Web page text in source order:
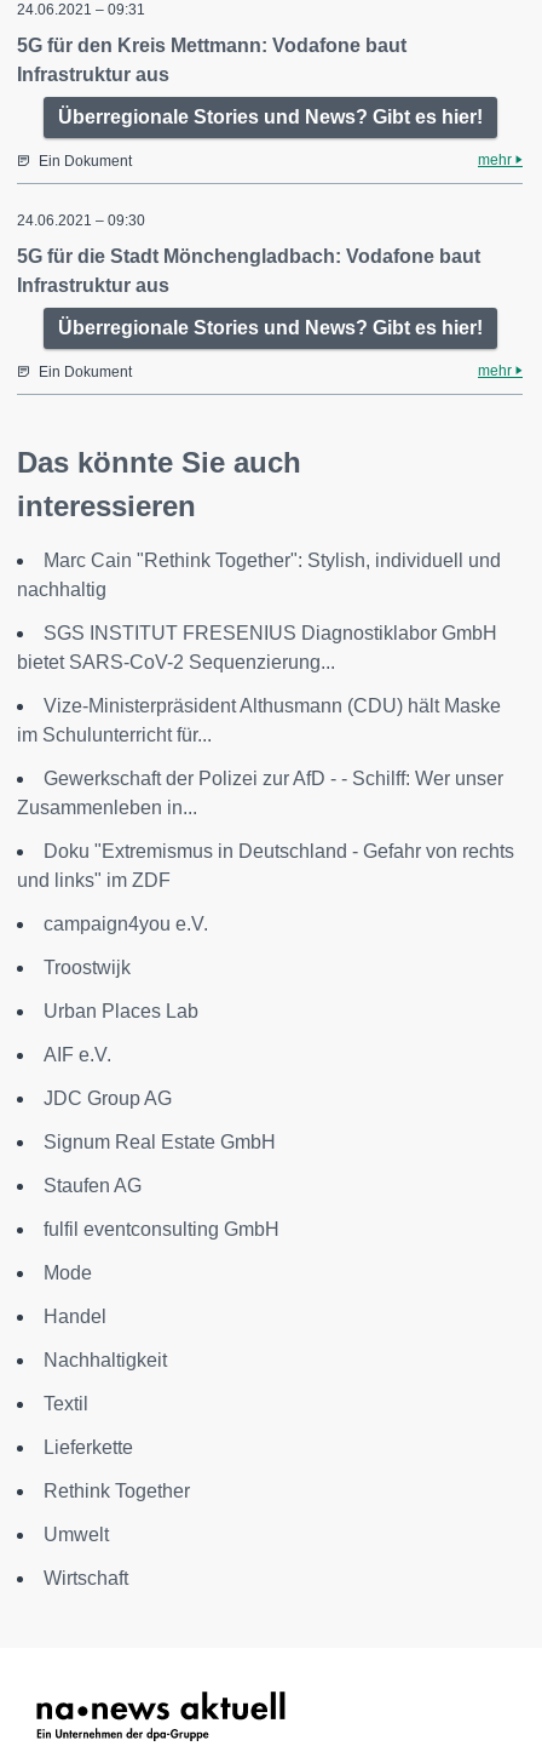
24.06.2021 – 09:31
5G für den Kreis Mettmann: Vodafone baut
Infrastruktur aus
Überregionale Stories und News? Gibt es hier!
Ein Dokument mehr
24.06.2021 – 09:30
5G für die Stadt Mönchengladbach: Vodafone baut
Infrastruktur aus
Überregionale Stories und News? Gibt es hier!
Ein Dokument mehr
Das könnte Sie auch
interessieren
Marc Cain "Rethink Together": Stylish, individuell und
nachhaltig
SGS INSTITUT FRESENIUS Diagnostiklabor GmbH
bietet SARS-CoV-2 Sequenzierung...
Vize-Ministerpräsident Althusmann (CDU) hält Maske
im Schulunterricht für...
Gewerkschaft der Polizei zur AfD - - Schilff: Wer unser
Zusammenleben in...
Doku "Extremismus in Deutschland - Gefahr von rechts
und links" im ZDF
campaign4you e.V.
Troostwijk
Urban Places Lab
AIF e.V.
JDC Group AG
Signum Real Estate GmbH
Staufen AG
fulfil eventconsulting GmbH
Mode
Handel
Nachhaltigkeit
Textil
Lieferkette
Rethink Together
Umwelt
Wirtschaft